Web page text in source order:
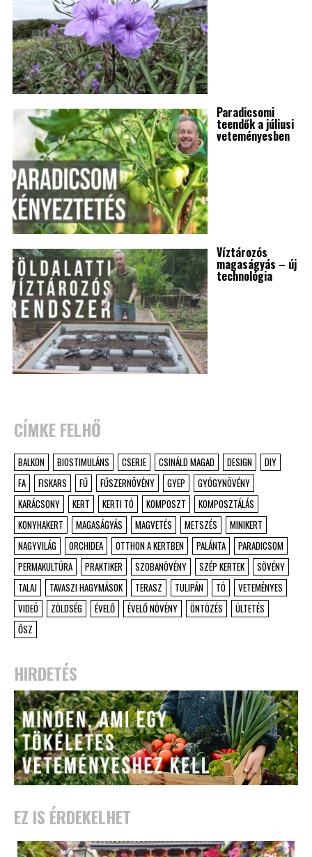
Paradicsomi
teendők a júliusi
veteményesben
Víztározós
magaságyás – új
technológia
CÍMKE FELHŐ
BALKON BIOSTIMULÁNS CSERJE CSINÁLD MAGAD DESIGN
DIY
FA
FISKARS FŰ FŰSZERNÖVÉNY GYEP
GYÓGYNÖVÉNY
KARÁCSONY
KERT KERTI TÓ KOMPOSZT
KOMPOSZTÁLÁS
KONYHAKERT
MAGASÁGYÁS MAGVETÉS METSZÉS
MINIKERT
NAGYVILÁG
ORCHIDEA OTTHON A KERTBEN PALÁNTA
PARADICSOM
PERMAKULTÚRA
PRAKTIKER SZOBANÖVÉNY SZÉP KERTEK
SÖVÉNY
TALAJ
TAVASZI HAGYMÁSOK TERASZ TULIPÁN TÓ
VETEMÉNYES
VIDEÓ
ZÖLDSÉG ÉVELŐ ÉVELŐ NÖVÉNY ÖNTÖZÉS
ÜLTETÉS
ŐSZ
HIRDETÉS
EZ IS ÉRDEKELHET